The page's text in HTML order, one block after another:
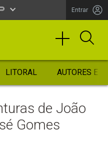
Entrar
LITORAL AUTORES
de João
Gomes